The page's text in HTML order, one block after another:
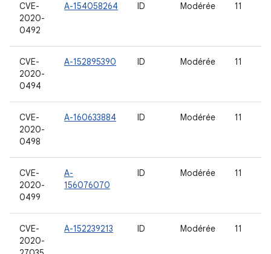
CVE-
2020-
0492
A-154058264 ID Modérée 11
CVE-
2020-
0494
A-152895390 ID Modérée 11
CVE-
2020-
0498
A-160633884 ID Modérée 11
CVE-
2020-
0499
A-
156076070
ID Modérée 11
CVE-
2020-
A-152239213 ID Modérée 11